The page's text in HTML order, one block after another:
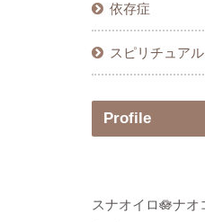
依存症
スピリチュアル
Profile
スナオイロ🪷ナ